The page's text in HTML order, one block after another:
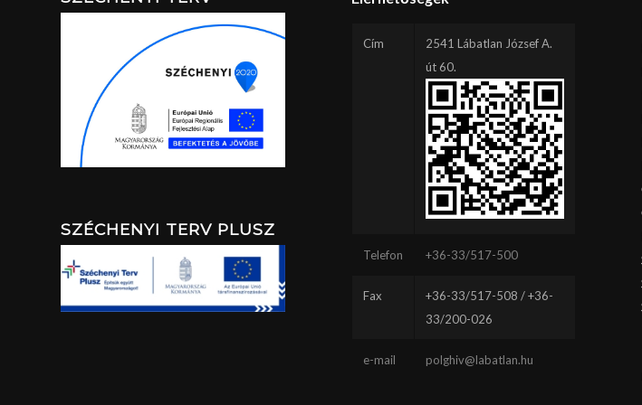
SZÉCHENYI TERV PLUSZ
Cím
2541 Lábatlan József A.
út 60.
Telefon +36-33/517-500
Fax
+36-33/517-508 / +36-
33/200-026
e-mail polghiv@labatlan.hu